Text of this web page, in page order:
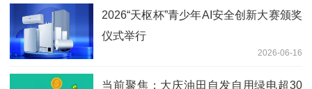
2026“天枢杯”青少年AI安全创新大赛颁奖
仪式举行
2026-06-16
当前聚焦：大庆油田自发自用绿电超30